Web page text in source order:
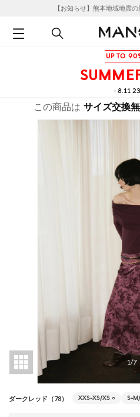
【お知らせ】熊本地域地震
UP TO
- 8.11
この商品は サイズ交換
1/7
ダークレッド（78） XXS-XS/XS ○ S-